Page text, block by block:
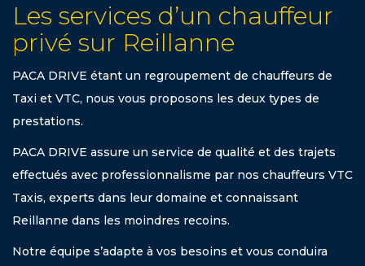
Les services d’un chauffeur
privé sur Reillanne
PACA DRIVE étant un regroupement de chauffeurs de
Taxi et VTC, nous vous proposons les deux types de
prestations.
PACA DRIVE assure un service de qualité et des trajets
effectués avec professionnalisme par nos chauffeurs VTC
Taxis, experts dans leur domaine et connaissant
Reillanne dans les moindres recoins.
Notre équipe s’adapte à vos besoins et vous conduira